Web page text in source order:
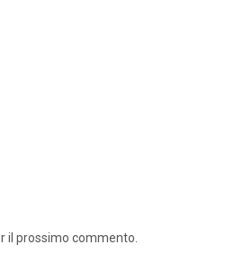
il prossimo commento.